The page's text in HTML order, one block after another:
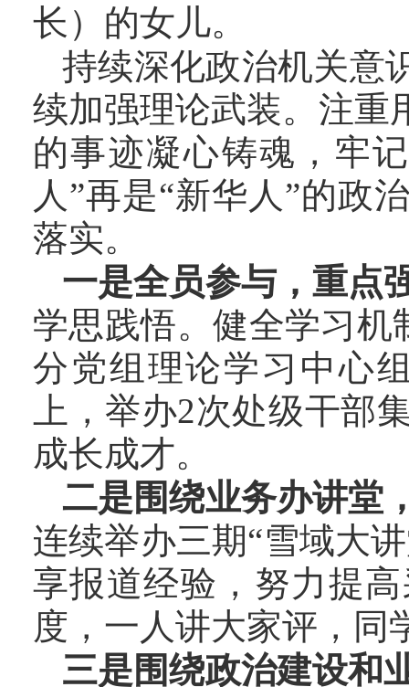
长）的女儿。
持续深化政治机关意
续加强理论武装。注重
的事迹凝心铸魂，牢
人”再是“新华人”的政
落实。
一是全员参与，重点
学思践悟。健全学习机
分党组理论学习中心
上，举办2次处级干部
成长成才。
二是围绕业务办讲堂
连续举办三期“雪域大
享报道经验，努力提
度，一人讲大家评，同
三是围绕政治建设和